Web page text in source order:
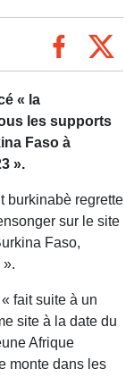
« la
les supports
Faso à
».
burkinabè regrette
sur le site
Faso,
».
fait suite à un
site à la date du
Afrique
monte dans les